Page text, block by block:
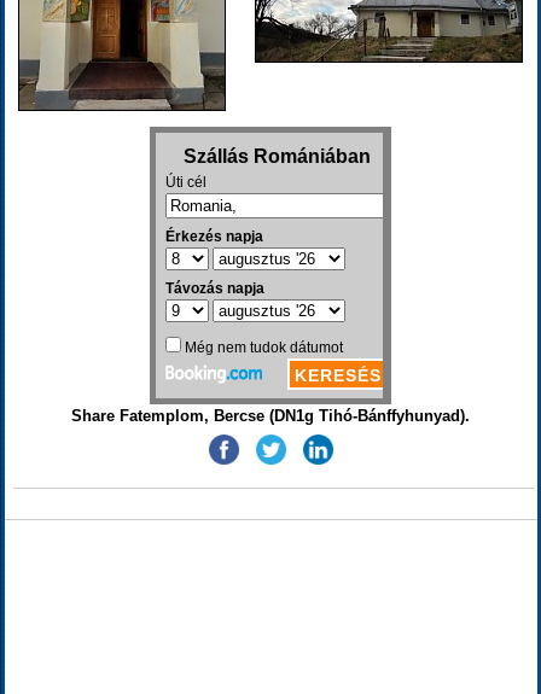
Share Fatemplom, Bercse (DN1g Tihó-Bánffyhunyad).